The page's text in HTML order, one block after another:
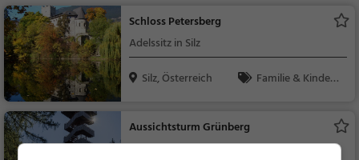
Schloss Petersberg
Adelssitz in Silz
Silz, Österreich
Familie & Kinder,
Aussichtsturm Grünberg
Aussichtsturm in Silz